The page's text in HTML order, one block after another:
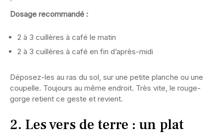
Dosage recommandé :
2 à 3 cuillères à café le matin
2 à 3 cuillères à café en fin d’après-midi
Déposez-les au ras du sol, sur une petite planche ou une
coupelle. Toujours au même endroit. Très vite, le rouge-
gorge retient ce geste et revient.
2. Les vers de terre : un plat